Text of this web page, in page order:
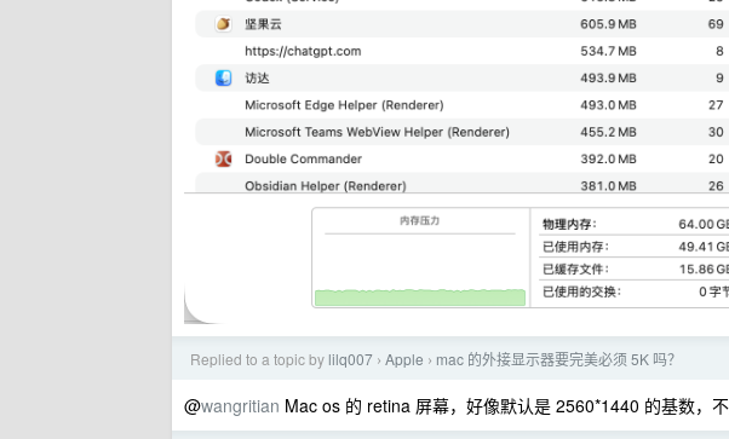
Replied to a topic by lilq007 › Apple › mac 的外接显示器要完美必须 5K 吗？
@wangritian Mac os 的 retina 屏幕，好像默认是 2560*1440 的基数，